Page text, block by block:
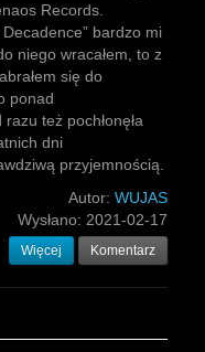
Records.
bardzo mi
niego wracałem, to z
się do
ponad
też pochłonęła
dni
przyjemnością.
Autor: WUJAS
Wysłano: 2021-02-17
Więcej Komentarz